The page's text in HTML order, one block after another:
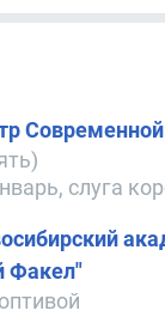
слуга
Факел"